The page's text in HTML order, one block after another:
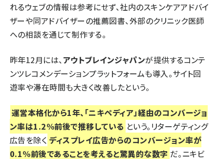
れるウェブの情報は参考にせず、社内のスキンケアアドバイ
ザーや同アドバイザーの推薦図書、外部のクリニック医師
への相談を通じて制作する。
昨年12月には、アウトブレインジャパンが提供するコンテ
ンツレコメンデーションプラットフォームも導入。サイト回
遊率や滞在時間も大きく改善したという。
運営本格化から1年、「ニキペディア」経由のコンバージョ
ン率は1.2%前後で推移している という。リターゲティング
広告を除く ディスプレイ広告からのコンバージョン率が
0.1%前後であることを考えると驚異的な数字 だ。ニキビ